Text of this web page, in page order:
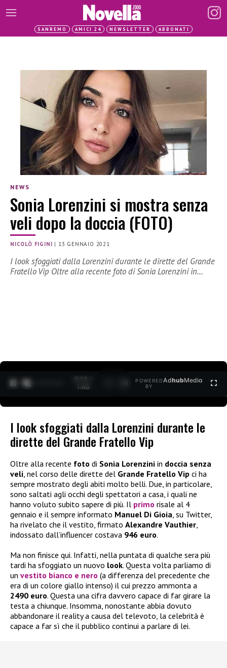
SANREMO AMICI 24 NEWSLETTER ABBONATI
NEWS
Sonia Lorenzini si mostra senza
veli dopo la doccia (FOTO)
NICOLÒ FIGINI | 13 GENNAIO 2021
I look sfoggiati dalla Lorenzini durante le dirette del Grande
Fratello Vip Oltre alla recente foto di Sonia Lorenzini in…
0:12 /
1:40
POWERED
BY
AdhubMedia
I look sfoggiati dalla Lorenzini durante le
dirette del Grande Fratello Vip
Oltre alla recente foto di Sonia Lorenzini in doccia senza
veli, nel corso delle dirette del Grande Fratello Vip ci ha
sempre mostrato degli abiti molto belli. Due, in particolare,
sono saltati agli occhi degli spettatori a casa, i quali ne
hanno voluto subito sapere di più. Il primo risale al 4
gennaio e il sempre informato Manuel Di Gioia, su Twitter,
ha rivelato che il vestito, firmato Alexandre Vauthier,
indossato dall’influencer costava 946 euro.
Ma non finisce qui. Infatti, nella puntata di qualche sera più
tardi ha sfoggiato un nuovo look. Questa volta parliamo di
un vestito bianco e nero (a differenza del precedente che
era di un colore giallo intenso) il cui prezzo ammonta a
2490 euro. Questa una cifra davvero capace di far girare la
testa a chiunque. Insomma, nonostante abbia dovuto
abbandonare il reality a causa del televoto, la celebrità è
capace a far sì che il pubblico continui a parlare di lei.